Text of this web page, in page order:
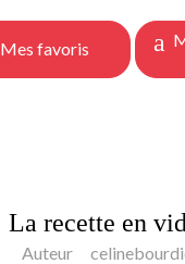
Mes favoris
La recette en
Auteur